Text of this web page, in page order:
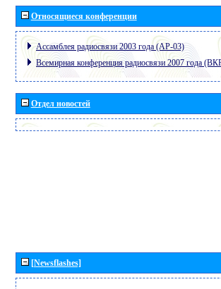
Относящиеся конференции
Ассамблея радиосвязи 2003 года (АР-03)
Всемирная конференция радиосвязи 2007 года
Отдел новостей
[Newsflashes]